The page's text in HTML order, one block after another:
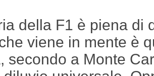
della F1 è piena di
viene in mente è
secondo a Monte